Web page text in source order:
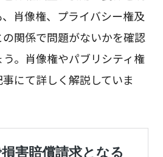
肖像権、プライバシー権及
関係で問題がないかを確認
。肖像権やパブリシティ権
にて詳しく解説していま